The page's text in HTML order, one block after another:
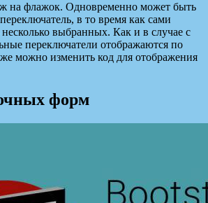
на флажок. Одновременно может быть
в то время как сами
выбранных. Как и в случае с
переключатели отображаются по
можно изменить код для отображения
форм